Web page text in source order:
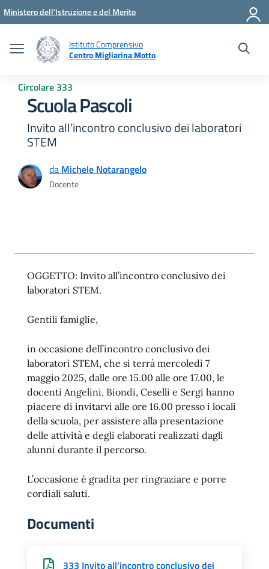
Vai ai contenuti
Vai al menu di navigazione
Vai al footer
Ministero dell'Istruzione e del Merito
Istituto Comprensivo
Centro Migliarina Motto
Circolare 333
Scuola Pascoli
Invito all’incontro conclusivo dei laboratori
STEM
da Michele Notarangelo
Docente
OGGETTO: Invito all’incontro conclusivo dei
laboratori STEM.
Gentili famiglie,
in occasione dell’incontro conclusivo dei
laboratori STEM, che si terrà mercoledì 7
maggio 2025, dalle ore 15.00 alle ore 17.00, le
docenti Angelini, Biondi, Ceselli e Sergi hanno
piacere di invitarvi alle ore 16.00 presso i locali
della scuola, per assistere alla presentazione
delle attività e degli elaborati realizzati dagli
alunni durante il percorso.
L’occasione è gradita per ringraziare e porre
cordiali saluti.
Documenti
333 Invito all’incontro conclusivo dei